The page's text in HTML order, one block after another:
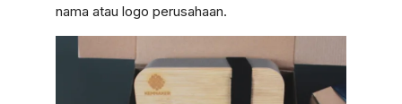
nama atau logo perusahaan.